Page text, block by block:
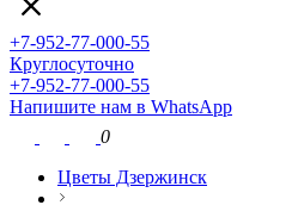
+7-952-77-000-55
Круглосуточно
+7-952-77-000-55
Напишите нам в WhatsApp
0
Цветы Дзержинск